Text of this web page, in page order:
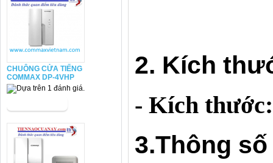
CHUÔNG CỬA TIẾNG
COMMAX DP-4VHP
2. Kích
- Kích
3.Thông